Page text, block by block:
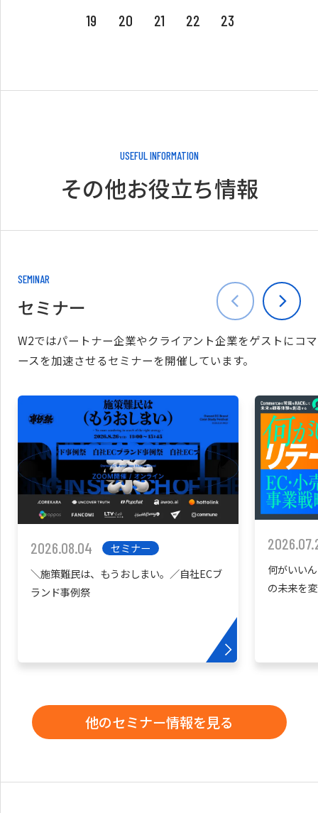
19
20 21 22 23
USEFUL INFORMATION
その他お役立ち情報
SEMINAR
セミナー
W2ではパートナー企業やクライアント企業をゲストにコマ
ースを加速させるセミナーを開催しています。
2026.08.04
セミナー
＼施策難民は、もうおしまい。／自社ECブ
ランド事例祭
何がいい
の未来を
他のセミナー情報を見る